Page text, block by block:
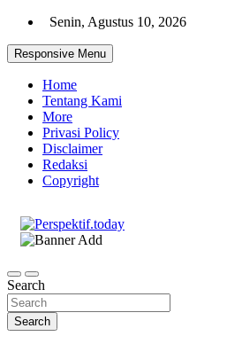
Skip
content
Senin, Agustus 10, 2026
Responsive Menu
Home
Tentang Kami
More
Privasi Policy
Disclaimer
Redaksi
Copyright
Search
Search